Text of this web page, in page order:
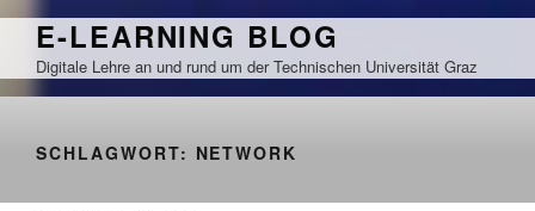
Zum
springen
E-LEARNING BLOG
Digitale Lehre an und rund um der Technischen Universität Graz
SCHLAGWORT: NETWORK